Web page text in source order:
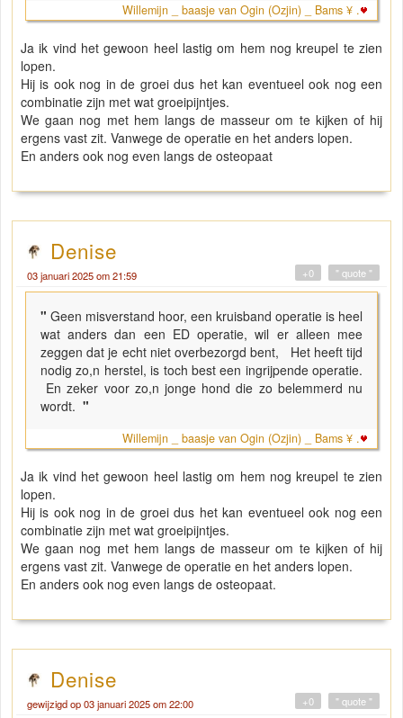
Willemijn _ baasje van Ogin (Ozjin) _ Bams ¥ .
Ja ik vind het gewoon heel lastig om hem nog kreupel te zien
lopen.
Hij is ook nog in de groei dus het kan eventueel ook nog een
combinatie zijn met wat groeipijntjes.
We gaan nog met hem langs de masseur om te kijken of hij
ergens vast zit. Vanwege de operatie en het anders lopen.
En anders ook nog even langs de osteopaat
Denise
03 januari 2025 om 21:59 " quote "
+0
" Geen misverstand hoor, een kruisband operatie is heel
wat anders dan een ED operatie, wil er alleen mee
zeggen dat je echt niet overbezorgd bent, Het heeft tijd
nodig zo,n herstel, is toch best een ingrijpende operatie.
En zeker voor zo,n jonge hond die zo belemmerd nu
wordt. "
Willemijn _ baasje van Ogin (Ozjin) _ Bams ¥ .
Ja ik vind het gewoon heel lastig om hem nog kreupel te zien
lopen.
Hij is ook nog in de groei dus het kan eventueel ook nog een
combinatie zijn met wat groeipijntjes.
We gaan nog met hem langs de masseur om te kijken of hij
ergens vast zit. Vanwege de operatie en het anders lopen.
En anders ook nog even langs de osteopaat.
Denise
gewijzigd op 03 januari 2025 om 22:00 " quote "
+0